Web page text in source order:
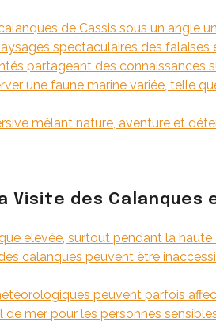
de Cassis sous un angle
spectaculaires des falaises
partageant des connaissances
une faune marine variée, telle
mêlant nature, aventure et
Visite des Calanques
élevée, surtout pendant la haute
calanques peuvent être
peuvent parfois
de mer pour les personnes